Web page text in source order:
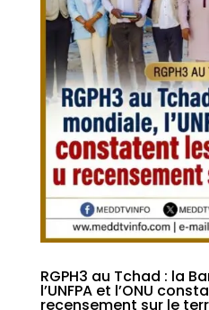
RGPH3 au Tchad : la
l’UNFPA et l’ONU
recensement sur le